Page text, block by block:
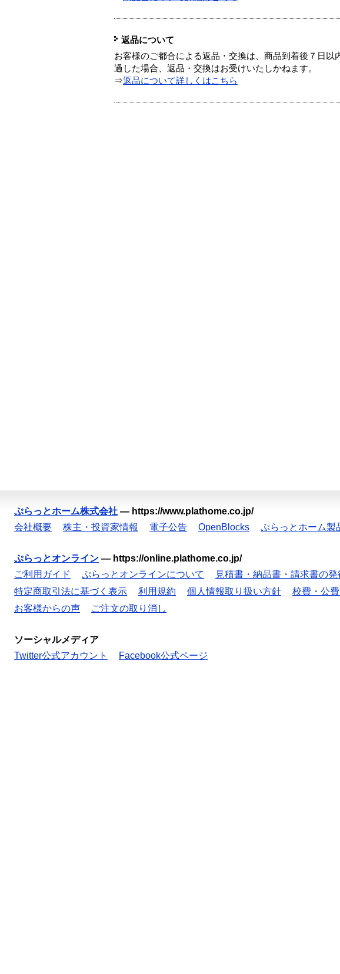
返品について
お客様のご都合による返品・交換は、商品到着後７日
過した場合、返品・交換はお受けいたしかねます。
⇒返品について詳しくはこちら
ぷらっとホーム株式会社 — https://www.plathome.co.jp/
会社概要
株主・投資家情報 電子公告 OpenBlocks ぷらっとホーム製
ぷらっとオンライン — https://online.plathome.co.jp/
ご利用ガイド
ぷらっとオンラインについて 見積書・納品書・請求書の発
特定商取引法に基づく表示
利用規約 個人情報取り扱い方針 校費・公
お客様からの声
ご注文の取り消し
ソーシャルメディア
Twitter公式アカウント
Facebook公式ページ